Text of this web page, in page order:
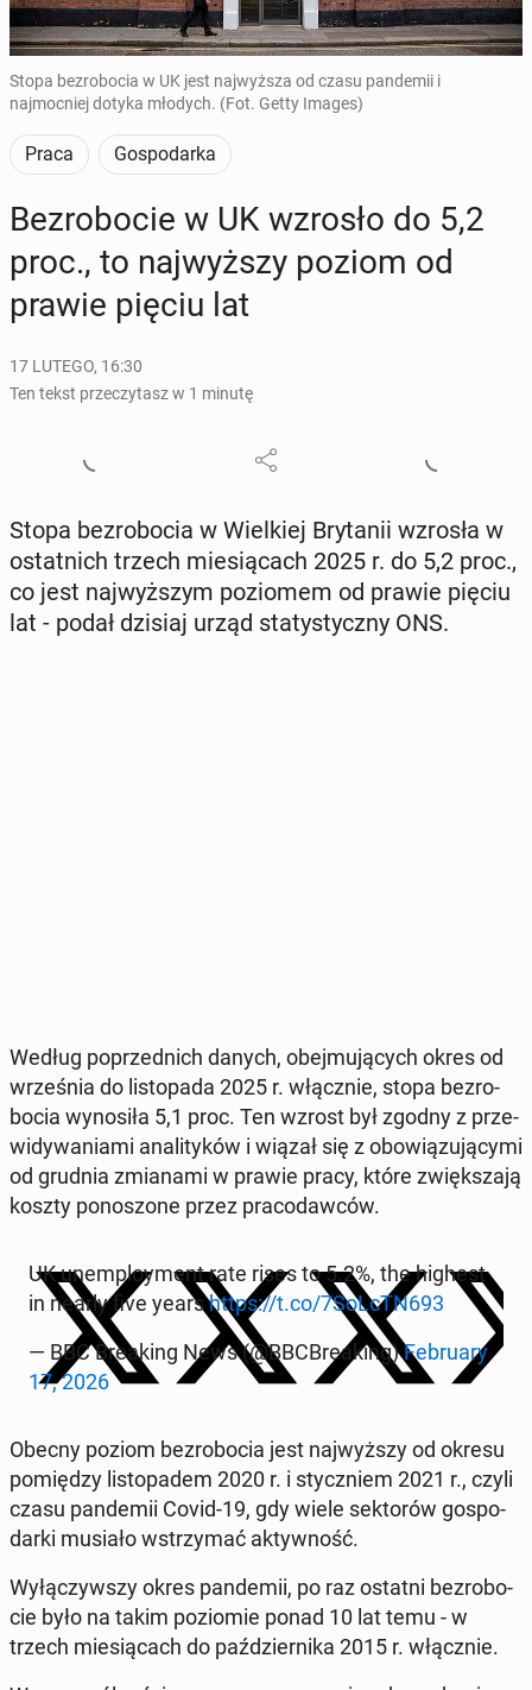
Stopa bezrobocia w UK jest najwyższa od czasu pandemii i
najmocniej dotyka młodych. (Fot. Getty Images)
Praca Gospodarka
Bez­ro­bo­cie w UK wzrosło do 5,2
proc., to naj­wyż­szy poziom od
prawie pięciu lat
17 LUTEGO, 16:30
Ten tekst przeczytasz w 1 minutę
Stopa bez­ro­bo­cia w Wiel­kiej Bry­ta­nii wzrosła w
ostat­nich trzech mie­sią­cach 2025 r. do 5,2 proc.,
co jest naj­wyż­szym po­zio­mem od prawie pięciu
lat - podał dzisiaj urząd sta­ty­stycz­ny ONS.
Według po­przed­nich danych, obej­mu­ją­cych okres od
wrze­śnia do li­sto­pa­da 2025 r. włącz­nie, stopa bez­ro­
bo­cia wy­no­si­ła 5,1 proc. Ten wzrost był zgodny z prze­
wi­dy­wa­nia­mi ana­li­ty­ków i wiązał się z obo­wią­zu­ją­cy­mi
od grudnia zmia­na­mi w prawie pracy, które zwięk­sza­ją
koszty po­no­szo­ne przez pra­co­daw­ców.
UK unem­ploy­ment rate rises to 5.2%, the highest
in nearly five yearshttps://t.co/7SoLcTN693
— BBC Bre­aking News (@BBC­Bre­aking)Fe­bru­ary
17, 2026
Obecny poziom bez­ro­bo­cia jest naj­wyż­szy od okresu
po­mię­dzy li­sto­pa­dem 2020 r. i stycz­niem 2021 r., czyli
czasu pan­de­mii Covid-19, gdy wiele sek­to­rów go­spo­
dar­ki musiało wstrzy­mać ak­tyw­ność.
Wy­łą­czyw­szy okres pan­de­mii, po raz ostatni bez­ro­bo­
cie było na takim po­zio­mie ponad 10 lat temu - w
trzech mie­sią­cach do paź­dzier­ni­ka 2015 r. włącz­nie.